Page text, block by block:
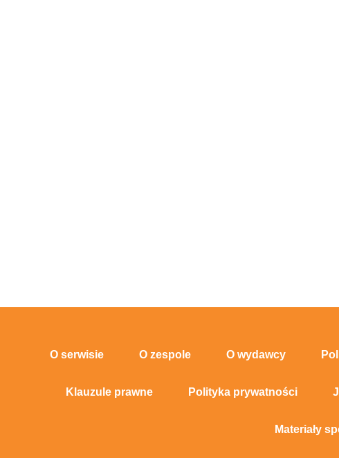
O serwisie O zespole O wydawcy
Klauzule prawne Polityka prywatności
Materiały